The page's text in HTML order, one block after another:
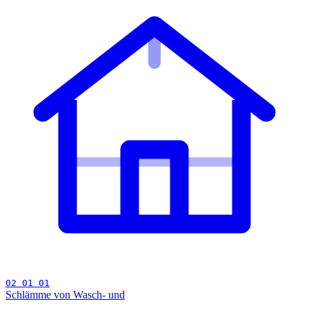
02 01 01
Schlämme von Wasch- und